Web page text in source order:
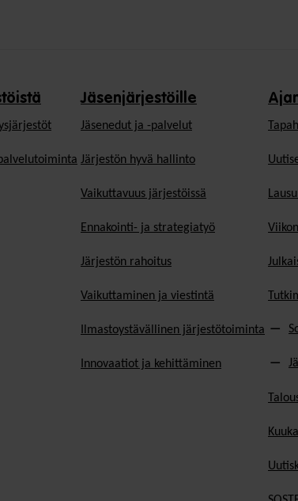
Jäsenjärjestöille
Jäsen­edut ja -palvelut
Järjestön hyvä hallinto
Vaikuttavuus järjestöissä
Ennakointi- ja strategiatyö
Järjestön rahoitus
Vaikuttaminen ja viestintä
Ilmastoystävällinen järjestötoiminta
Innovaatiot ja kehittäminen